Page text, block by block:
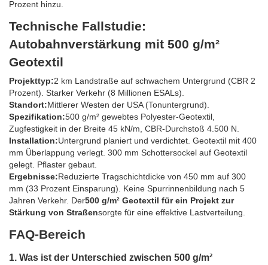
Prozent hinzu.
Technische Fallstudie:
Autobahnverstärkung mit 500 g/m²
Geotextil
Projekttyp:2 km Landstraße auf schwachem Untergrund (CBR 2
Prozent). Starker Verkehr (8 Millionen ESALs).
Standort:Mittlerer Westen der USA (Tonuntergrund).
Spezifikation:500 g/m² gewebtes Polyester-Geotextil,
Zugfestigkeit in der Breite 45 kN/m, CBR-Durchstoß 4.500 N.
Installation:Untergrund planiert und verdichtet. Geotextil mit 400
mm Überlappung verlegt. 300 mm Schottersockel auf Geotextil
gelegt. Pflaster gebaut.
Ergebnisse:Reduzierte Tragschichtdicke von 450 mm auf 300
mm (33 Prozent Einsparung). Keine Spurrinnenbildung nach 5
Jahren Verkehr. Der500 g/m² Geotextil für ein Projekt zur
Stärkung von Straßensorgte für eine effektive Lastverteilung.
FAQ-Bereich
1. Was ist der Unterschied zwischen 500 g/m²